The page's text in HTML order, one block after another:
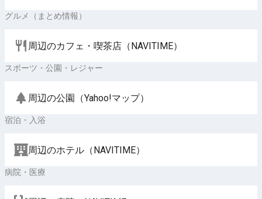
グルメ（まとめ情報）
周辺のカフェ・喫茶店（NAVITIME）
スポーツ・公園・レジャー
周辺の公園（Yahoo!マップ）
宿泊・入浴
周辺のホテル（NAVITIME）
病院・医療